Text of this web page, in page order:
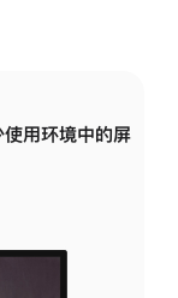
使用环境中的屏